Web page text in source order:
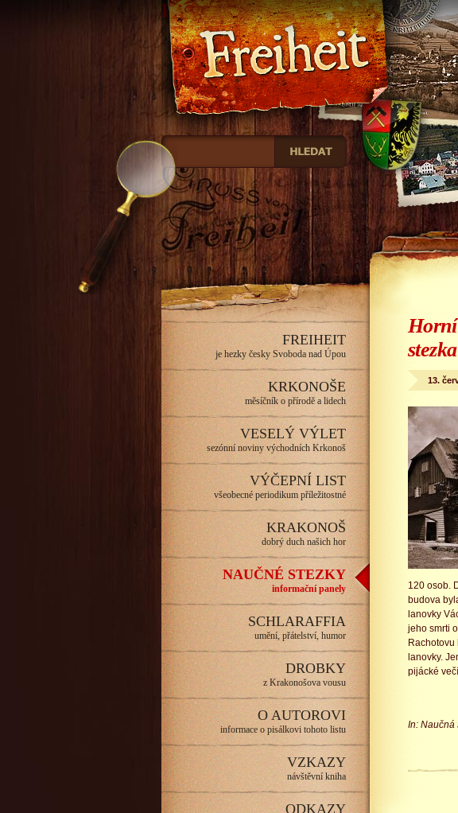
Freiheit
FREIHEIT
je hezky česky Svoboda nad Úpou
KRKONOŠE
měsíčník o přírodě a lidech
VESELÝ VÝLET
sezónní noviny východních Krkonoš
VÝČEPNÍ LIST
všeobecné periodikum příležitostné
KRAKONOŠ
dobrý duch našich hor
NAUČNÉ STEZKY
informační panely
SCHLARAFFIA
umění, přátelství, humor
DROBKY
z Krakonošova vousu
O AUTOROVI
informace o pisálkovi tohoto listu
VZKAZY
návštěvní kniha
ODKAZY
Horní
13.
120 osob.
budova
lanovky
jeho smrti
lanovky.
pijácké
In: Naučná